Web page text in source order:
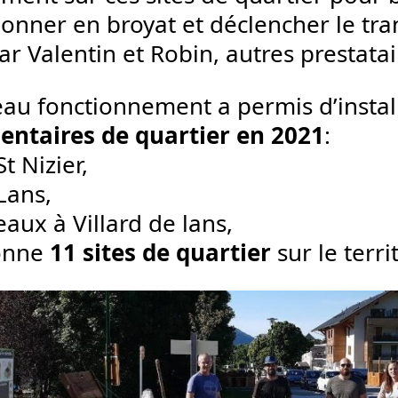
en broyat et déclencher le
Valentin et Robin, autres
fonctionnement a permis
de quartier en 2021:
Nizier,
à Villard de lans,
11 sites de quartier sur le